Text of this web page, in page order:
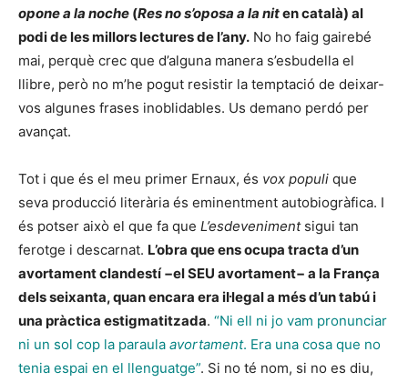
opone a la noche (Res no s’oposa a la niten català) al
podi de les millors lectures de l’any. No ho faig gairebé
mai, perquè crec que d’alguna manera s’esbudella el
llibre, però no m’he pogut resistir la temptació de deixar-
vos algunes frases inoblidables. Us demano perdó per
avançat.
Tot i que és el meu primer Ernaux, és vox populi que
seva producció literària és eminentment autobiogràfica. I
és potser això el que fa que L’esdevenimentsigui tan
ferotge i descarnat. L’obra que ens ocupa tracta d’un
avortament clandestí −el SEU avortament− a la França
dels seixanta, quan encara era il·legal a més d’un tabú i
una pràctica estigmatitzada. “Ni ell ni jo vam pronunciar
ni un sol cop la paraula avortament. Era una cosa que no
tenia espai en el llenguatge”. Si no té nom, si no es diu,